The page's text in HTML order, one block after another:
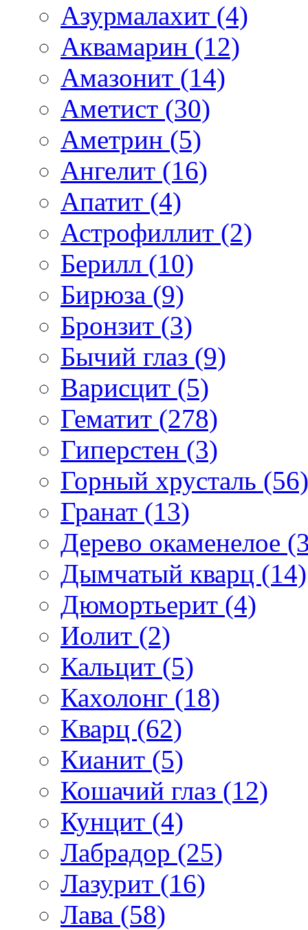
Азурмалахит (4)
Аквамарин (12)
Амазонит (14)
Аметист (30)
Аметрин (5)
Ангелит (16)
Апатит (4)
Астрофиллит (2)
Берилл (10)
Бирюза (9)
Бронзит (3)
Бычий глаз (9)
Варисцит (5)
Гематит (278)
Гиперстен (3)
Горный хрусталь (56)
Гранат (13)
Дерево окаменелое
Дымчатый кварц (14)
Дюмортьерит (4)
Иолит (2)
Кальцит (5)
Кахолонг (18)
Кварц (62)
Кианит (5)
Кошачий глаз (12)
Кунцит (4)
Лабрадор (25)
Лазурит (16)
Лава (58)